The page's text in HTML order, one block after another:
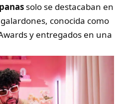
solo se destacaban en
conocida como
y entregados en una